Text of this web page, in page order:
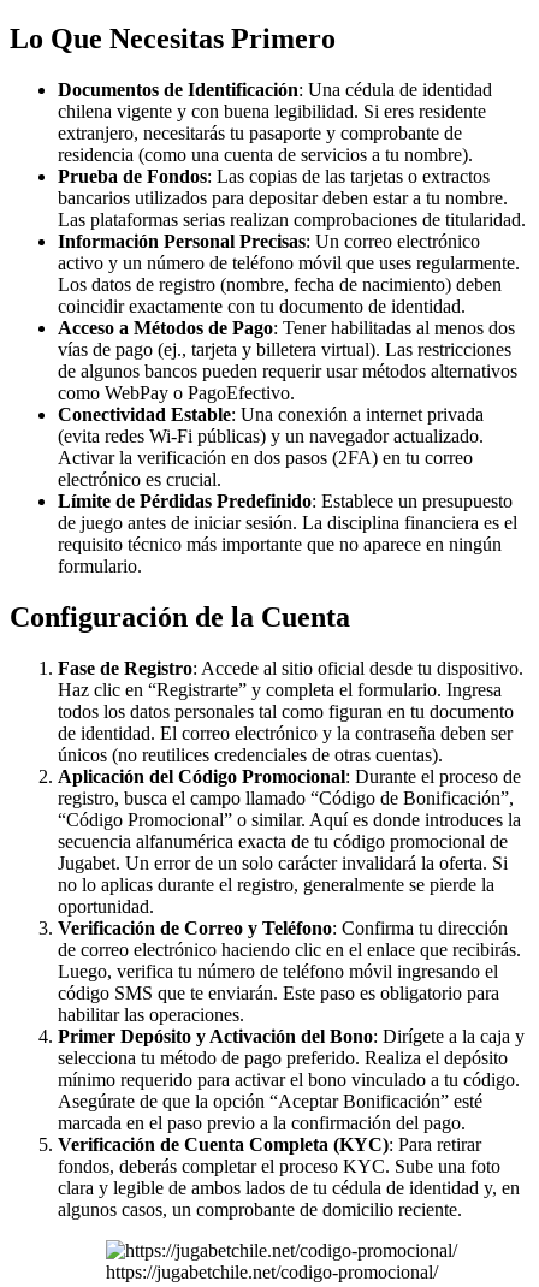
Lo Que Necesitas Primero
Documentos de Identificación: Una cédula de identidad
chilena vigente y con buena legibilidad. Si eres residente
extranjero, necesitarás tu pasaporte y comprobante de
residencia (como una cuenta de servicios a tu nombre).
Prueba de Fondos: Las copias de las tarjetas o extractos
bancarios utilizados para depositar deben estar a tu nombre.
Las plataformas serias realizan comprobaciones de titularidad.
Información Personal Precisas: Un correo electrónico
activo y un número de teléfono móvil que uses regularmente.
Los datos de registro (nombre, fecha de nacimiento) deben
coincidir exactamente con tu documento de identidad.
Acceso a Métodos de Pago: Tener habilitadas al menos dos
vías de pago (ej., tarjeta y billetera virtual). Las restricciones
de algunos bancos pueden requerir usar métodos alternativos
como WebPay o PagoEfectivo.
Conectividad Estable: Una conexión a internet privada
(evita redes Wi-Fi públicas) y un navegador actualizado.
Activar la verificación en dos pasos (2FA) en tu correo
electrónico es crucial.
Límite de Pérdidas Predefinido: Establece un presupuesto
de juego antes de iniciar sesión. La disciplina financiera es el
requisito técnico más importante que no aparece en ningún
formulario.
Configuración de la Cuenta
Fase de Registro: Accede al sitio oficial desde tu dispositivo.
Haz clic en “Registrarte” y completa el formulario. Ingresa
todos los datos personales tal como figuran en tu documento
de identidad. El correo electrónico y la contraseña deben ser
únicos (no reutilices credenciales de otras cuentas).
Aplicación del Código Promocional: Durante el proceso de
registro, busca el campo llamado “Código de Bonificación”,
“Código Promocional” o similar. Aquí es donde introduces la
secuencia alfanumérica exacta de tu código promocional de
Jugabet. Un error de un solo carácter invalidará la oferta. Si
no lo aplicas durante el registro, generalmente se pierde la
oportunidad.
Verificación de Correo y Teléfono: Confirma tu dirección
de correo electrónico haciendo clic en el enlace que recibirás.
Luego, verifica tu número de teléfono móvil ingresando el
código SMS que te enviarán. Este paso es obligatorio para
habilitar las operaciones.
Primer Depósito y Activación del Bono: Dirígete a la caja y
selecciona tu método de pago preferido. Realiza el depósito
mínimo requerido para activar el bono vinculado a tu código.
Asegúrate de que la opción “Aceptar Bonificación” esté
marcada en el paso previo a la confirmación del pago.
Verificación de Cuenta Completa (KYC): Para retirar
fondos, deberás completar el proceso KYC. Sube una foto
clara y legible de ambos lados de tu cédula de identidad y, en
algunos casos, un comprobante de domicilio reciente.
https://jugabetchile.net/codigo-promocional/